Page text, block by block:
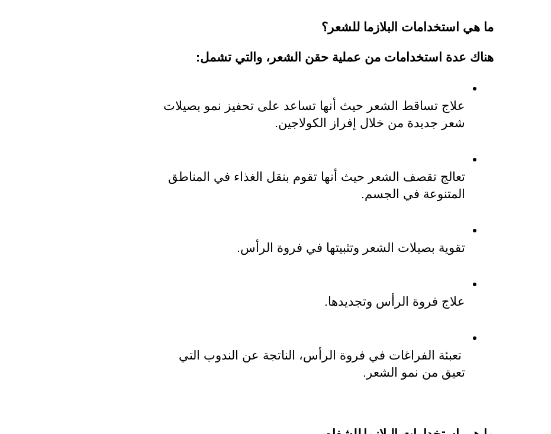
ما هي استخدامات البلازما للشعر؟
هناك عدة استخدامات من عملية حقن الشعر، والتي تشمل:
شعر جديدة من خلال إفراز الكولاجين.
المتنوعة في الجسم.
تقوية بصيلات الشعر وتثبيتها في فروة الرأس.
علاج فروة الرأس وتجديدها.
تعيق من نمو الشعر.